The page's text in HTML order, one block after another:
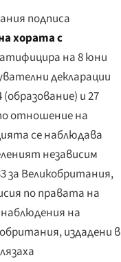
подписа
хората с
на 8 юни
декларации
и 27
отношение на
се наблюдава
независим
за Великобритания,
по правата на
на
издадени в